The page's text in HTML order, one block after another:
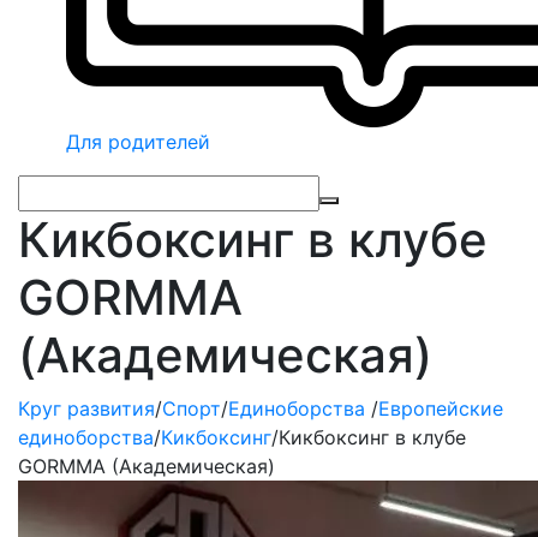
Для родителей
Кикбоксинг в клубе
GORMMA
(Академическая)
Круг развития/Спорт/Единоборства /Европейские
единоборства/Кикбоксинг/Кикбоксинг в клубе
GORMMA (Академическая)